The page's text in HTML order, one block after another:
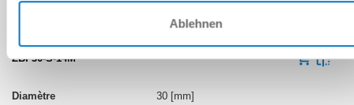
Ablehnen
ZBF30-S-14M
30 [mm]